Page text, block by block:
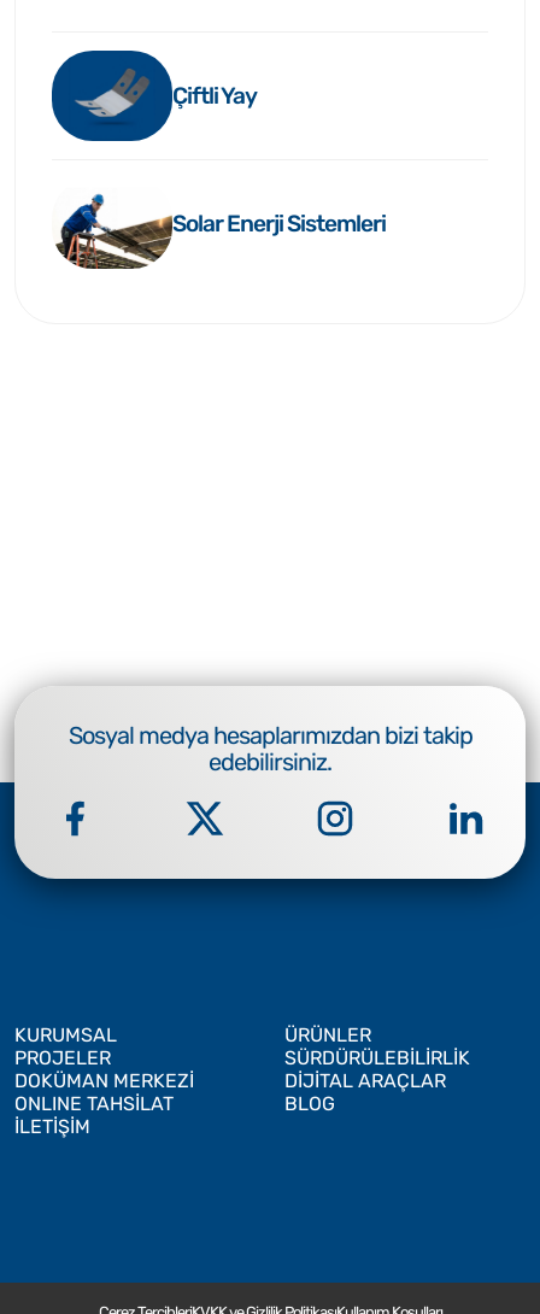
Çiftli Yay
Solar Enerji Sistemleri
Sosyal medya hesaplarımızdan bizi takip
edebilirsiniz.
KURUMSAL
ÜRÜNLER
PROJELER
SÜRDÜRÜLEBİLİRLİK
DOKÜMAN MERKEZİ
DİJİTAL ARAÇLAR
ONLINE TAHSİLAT
BLOG
İLETİŞİM